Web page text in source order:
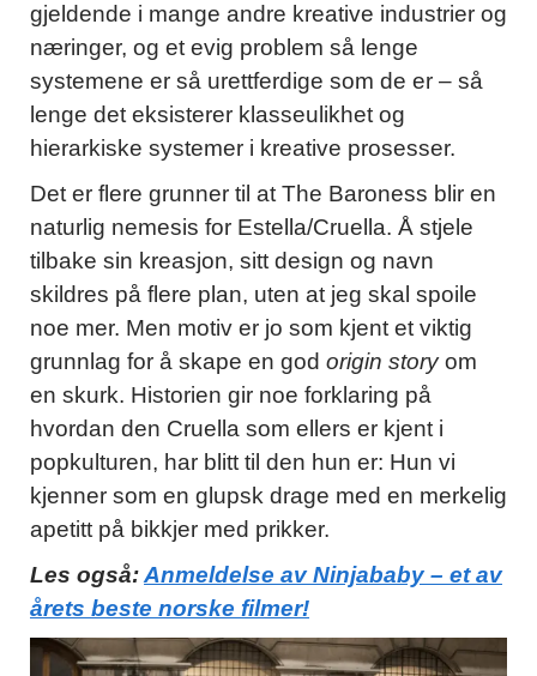
gjeldende i mange andre kreative industrier og
næringer, og et evig problem så lenge
systemene er så urettferdige som de er – så
lenge det eksisterer klasseulikhet og
hierarkiske systemer i kreative prosesser.
Det er flere grunner til at The Baroness blir en
naturlig nemesis for Estella/Cruella. Å stjele
tilbake sin kreasjon, sitt design og navn
skildres på flere plan, uten at jeg skal spoile
noe mer. Men motiv er jo som kjent et viktig
grunnlag for å skape en god origin storyom
en skurk. Historien gir noe forklaring på
hvordan den Cruella som ellers er kjent i
popkulturen, har blitt til den hun er: Hun vi
kjenner som en glupsk drage med en merkelig
apetitt på bikkjer med prikker.
Les også:Anmeldelse av Ninjababy – et av
årets beste norske filmer!